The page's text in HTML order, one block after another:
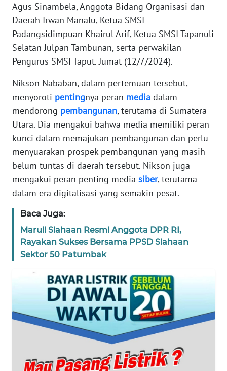
Agus Sinambela, Anggota Bidang Organisasi dan
Daerah Irwan Manalu, Ketua SMSI
Padangsidimpuan Khairul Arif, Ketua SMSI Tapanuli
Selatan Julpan Tambunan, serta perwakilan
Pengurus SMSI Taput. Jumat (12/7/2024).
Nikson Nababan, dalam pertemuan tersebut,
menyoroti pentingnya peran media dalam
mendorong pembangunan, terutama di Sumatera
Utara. Dia mengakui bahwa media memiliki peran
kunci dalam memajukan pembangunan dan perlu
menyuarakan prospek pembangunan yang masih
belum tuntas di daerah tersebut. Nikson juga
mengakui peran penting media siber, terutama
dalam era digitalisasi yang semakin pesat.
Baca Juga:
Maruli Siahaan Resmi Anggota DPR RI,
Rayakan Sukses Bersama PPSD Siahaan
Sektor 50 Patumbak
Wahana
News
Regional
SUMUT
JAKARTA
WN
JABAR
WN
BANTEN
NTT
WN
KEPRI
WN
PAPUA
WN